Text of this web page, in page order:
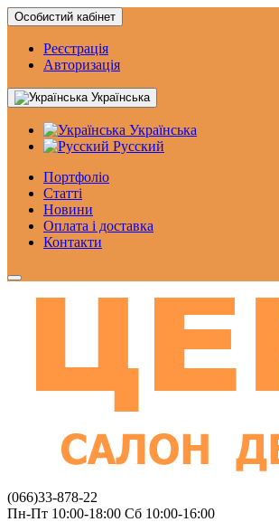
Особистий кабінет
Реєстрація
Авторизація
Українська
Українська
Русский
Портфоліо
Статтi
Новини
Оплата і доставка
Контакти
(066)33-878-22
Пн-Пт 10:00-18:00 Сб 10:00-16:00